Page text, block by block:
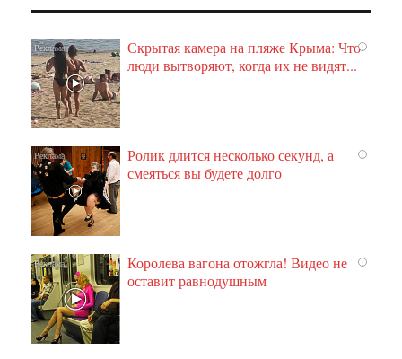
i
Скрытая камера на пляже Крыма: Что
люди вытворяют, когда их не видят...
i
Ролик длится несколько секунд, а
смеяться вы будете долго
i
Королева вагона отожгла! Видео не
оставит равнодушным